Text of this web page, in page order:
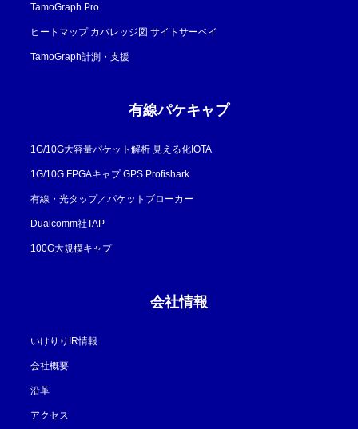
TamoGraph Pro
ヒートマップ カバレッジ図 サイトサーベイ
TamoGraph計測・支援
有線パケキャプ
1G/10G大容量パケット解析 見える化IOTA
1G/10G FPGAキャプ GPS Profishark
有線・光タップ／パケットブローカー
Dualcomm社TAP
100G大規模キャプ
会社情報
いけりりIR情報
会社概要
沿革
アクセス